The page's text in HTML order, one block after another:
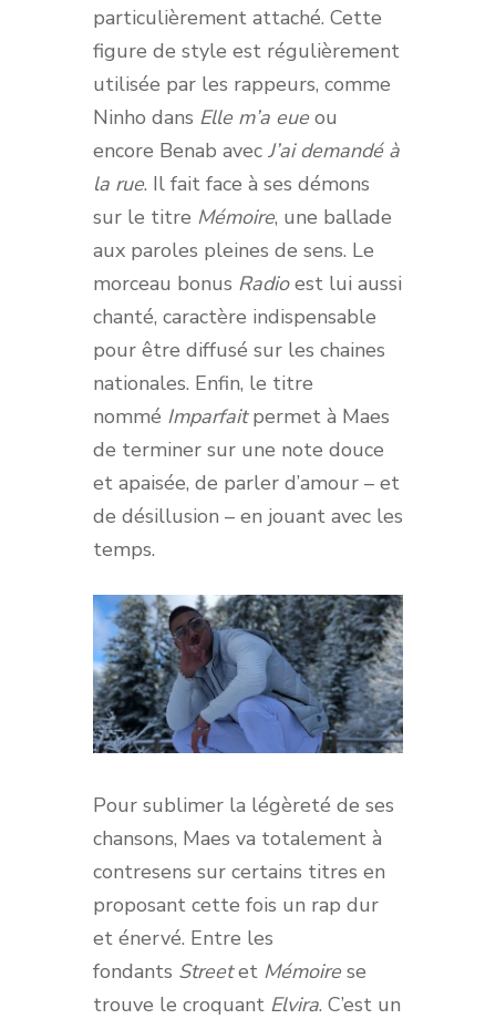
particulièrement attaché. Cette
figure de style est régulièrement
utilisée par les rappeurs, comme
Ninho dans Elle m’a eue ou
encore Benab avec J’ai demandé à
la rue. Il fait face à ses démons
sur le titre Mémoire, une ballade
aux paroles pleines de sens. Le
morceau bonus Radioest lui aussi
chanté, caractère indispensable
pour être diffusé sur les chaines
nationales. Enfin, le titre
nommé Imparfaitpermet à Maes
de terminer sur une note douce
et apaisée, de parler d’amour – et
de désillusion – en jouant avec les
temps.
Pour sublimer la légèreté de ses
chansons, Maes va totalement à
contresens sur certains titres en
proposant cette fois un rap dur
et énervé. Entre les
fondants Streetet Mémoire se
trouve le croquant Elvira. C’est un